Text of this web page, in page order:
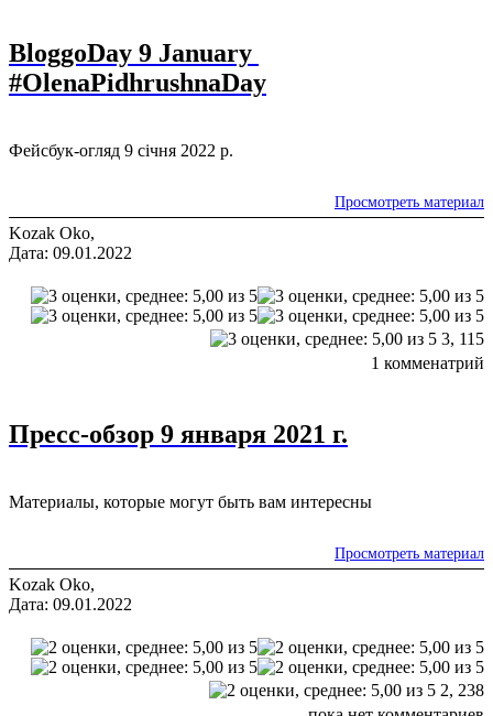
BloggoDay 9 January
#OlenaPidhrushnaDay
Фейсбук-огляд 9 січня 2022 р.
Просмотреть материал
Kozak Oko,
Дата: 09.01.2022
3, 115
1 комменатрий
Пресс-обзор 9 января 2021 г.
Материалы, которые могут быть вам интересны
Просмотреть материал
Kozak Oko,
Дата: 09.01.2022
2, 238